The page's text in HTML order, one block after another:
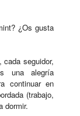
¿Os gusta
seguidor,
una alegría
continuar en
(trabajo,
dormir.